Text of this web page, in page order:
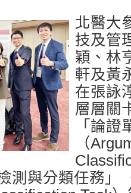
北醫大
技及管
穎、林
軒及黃
在張詠
層層關
「論
（
測與分類任務」